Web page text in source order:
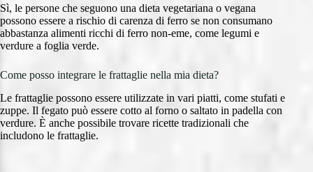
Sì, le persone che seguono una dieta vegetariana o vegana
possono essere a rischio di carenza di ferro se non consumano
abbastanza alimenti ricchi di ferro non-eme, come legumi e
verdure a foglia verde.
Come posso integrare le frattaglie nella mia dieta?
Le frattaglie possono essere utilizzate in vari piatti, come stufati e
zuppe. Il fegato può essere cotto al forno o saltato in padella con
verdure. È anche possibile trovare ricette tradizionali che
includono le frattaglie.